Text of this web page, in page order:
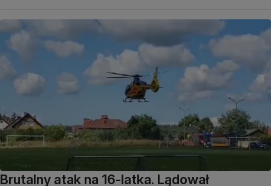
Brutalny atak na 16-latka. Lądował